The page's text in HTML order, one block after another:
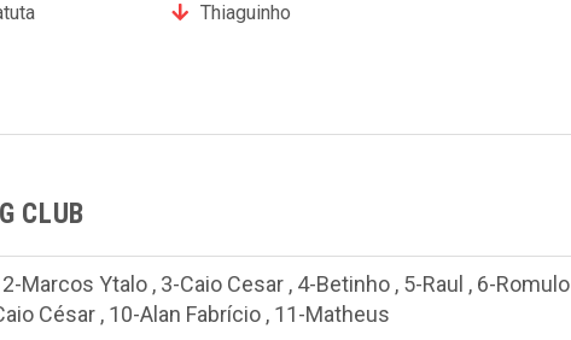
Thiaguinho
CLUB
2-Marcos Ytalo , 3-Caio Cesar , 4-Betinho , 5-Raul , 6-Romulo
César , 10-Alan Fabrício , 11-Matheus